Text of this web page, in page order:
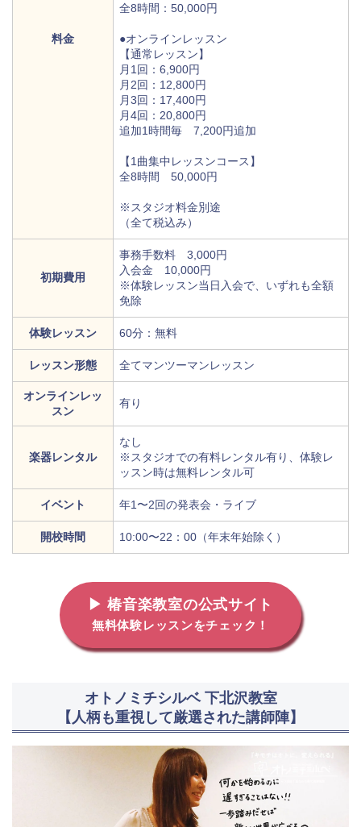
料金
全8時間：50,000円
●オンラインレッスン
【通常レッスン】
月1回：6,900円
月2回：12,800円
月3回：17,400円
月4回：20,800円
追加1時間毎 7,200円追加
【1曲集中レッスンコース】
全8時間 50,000円
※スタジオ料金別途
（全て税込み）
初期費用
事務手数料 3,000円
入会金 10,000円
※体験レッスン当日入会で、いずれも全額
免除
体験レッスン 60分：無料
レッスン形態 全てマンツーマンレッスン
オンラインレッ
スン
有り
楽器レンタル
なし
※スタジオでの有料レンタル有り、体験レ
ッスン時は無料レンタル可
イベント 年1〜2回の発表会・ライブ
開校時間 10:00〜22：00（年末年始除く）
▶ 椿音楽教室の公式サイト
無料体験レッスンをチェック！
オトノミチシルベ 下北沢教室
【人柄も重視して厳選された講師陣】
比較表で探す